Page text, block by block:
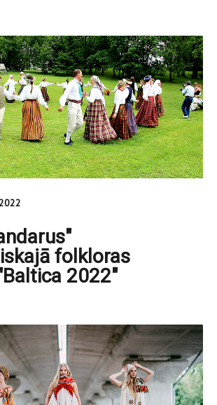
folkloras
2022"